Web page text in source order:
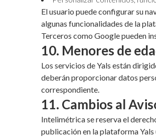
El usuario puede configurar su
algunas funcionalidades de la
Terceros como Google pueden
10. Menores de
Los servicios de Yals están
deberán proporcionar datos
correspondiente.
11. Cambios al
Intelimétrica se reserva el
publicación en la plataforma Yals